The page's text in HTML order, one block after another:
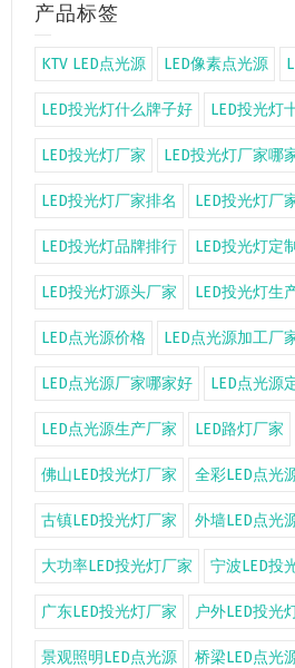
产品标签
KTV LED点光源 LED像素点光源
LED投光灯什么牌子好 LED投光灯
LED投光灯厂家 LED投光灯厂家哪
LED投光灯厂家排名 LED投光灯厂
LED投光灯品牌排行 LED投光灯定制
LED投光灯源头厂家 LED投光灯生
LED点光源价格 LED点光源加工厂
LED点光源厂家哪家好 LED点光源
LED点光源生产厂家 LED路灯厂家
佛山LED投光灯厂家 全彩LED点光
古镇LED投光灯厂家 外墙LED点光
大功率LED投光灯厂家 宁波LED投
广东LED投光灯厂家 户外LED投光
景观照明LED点光源 桥梁LED点光